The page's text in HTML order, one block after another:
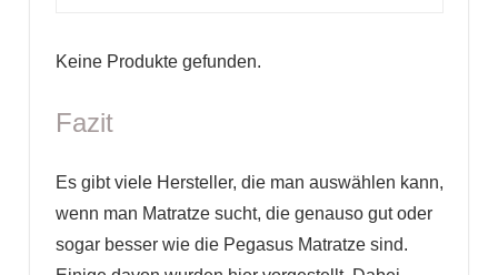
Keine Produkte gefunden.
Fazit
Es gibt viele Hersteller, die man auswählen kann,
wenn man Matratze sucht, die genauso gut oder
sogar besser wie die Pegasus Matratze sind.